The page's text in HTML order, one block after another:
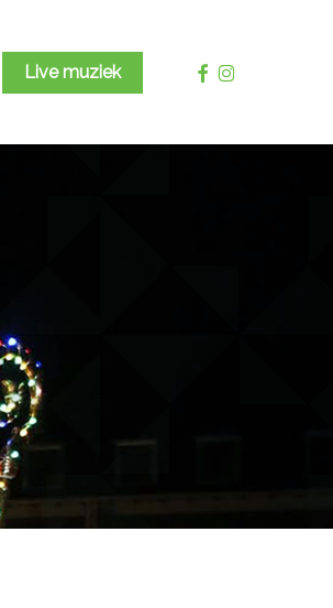
Live muziek facebook
instagram